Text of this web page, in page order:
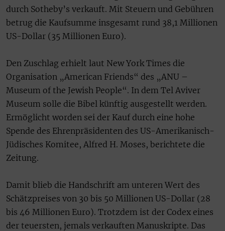
durch Sotheby’s verkauft. Mit Steuern und Gebühren
betrug die Kaufsumme insgesamt rund 38,1 Millionen
US-Dollar (35 Millionen Euro).
Den Zuschlag erhielt laut New York Times die
Organisation „American Friends“ des „ANU –
Museum of the Jewish People“. In dem Tel Aviver
Museum solle die Bibel künftig ausgestellt werden.
Ermöglicht worden sei der Kauf durch eine hohe
Spende des Ehrenpräsidenten des US-Amerikanisch-
Jüdisches Komitee, Alfred H. Moses, berichtete die
Zeitung.
Damit blieb die Handschrift am unteren Wert des
Schätzpreises von 30 bis 50 Millionen US-Dollar (28
bis 46 Millionen Euro). Trotzdem ist der Codex eines
der teuersten, jemals verkauften Manuskripte. Das